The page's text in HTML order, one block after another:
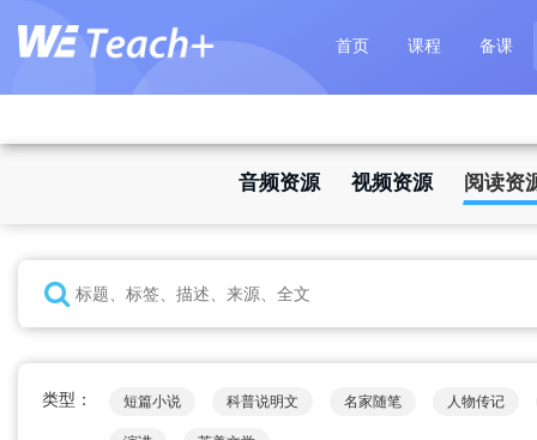
首页 课程 备课
音频资源 视频资源 阅读资
类型： 短篇小说 科普说明文 名家随笔 人物传记